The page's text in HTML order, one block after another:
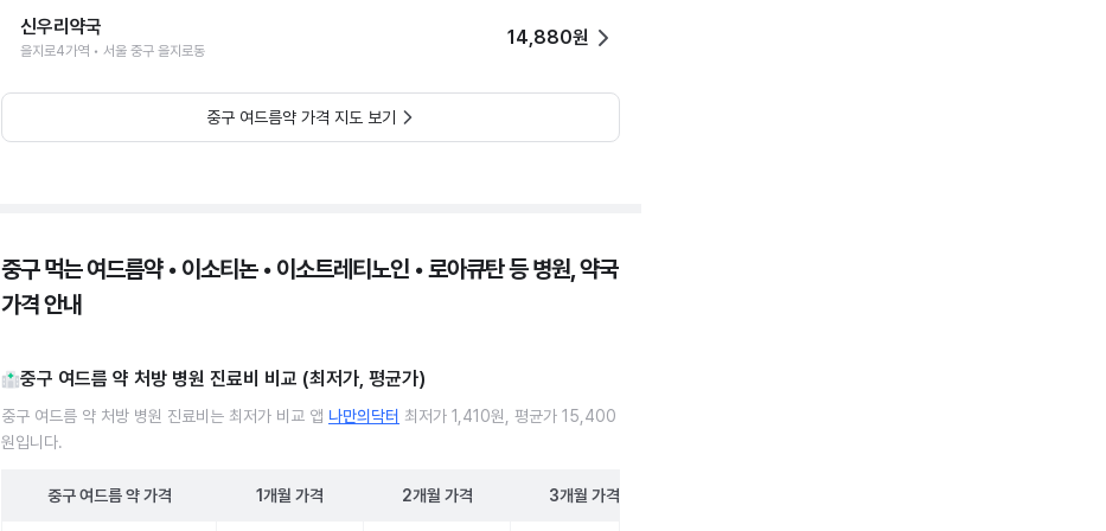
신우리약국
을지로4가역 • 서울 중구 을지로동
14,880원
중구 여드름약 가격 지도 보기
중구 먹는 여드름약 • 이소티논 • 이소트레티노인 • 로아큐탄 등 병원, 약국
가격 안내
중구 여드름 약 처방 병원 진료비 비교 (최저가, 평균가)
중구 여드름 약 처방 병원 진료비는 최저가 비교 앱 나만의닥터 최저가 1,410원, 평균가 15,400
원입니다.
중구 여드름 약가격 1개월 가격 2개월 가격 3개월 가격